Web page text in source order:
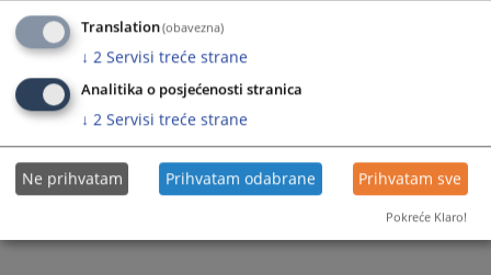
Translation(obavezna)
↓ 2 Servisi treće strane
Analitika o posjećenosti stranica
↓ 2 Servisi treće strane
Ne prihvatam Prihvatam odabrane Prihvatam sve
Pokreće Klaro!